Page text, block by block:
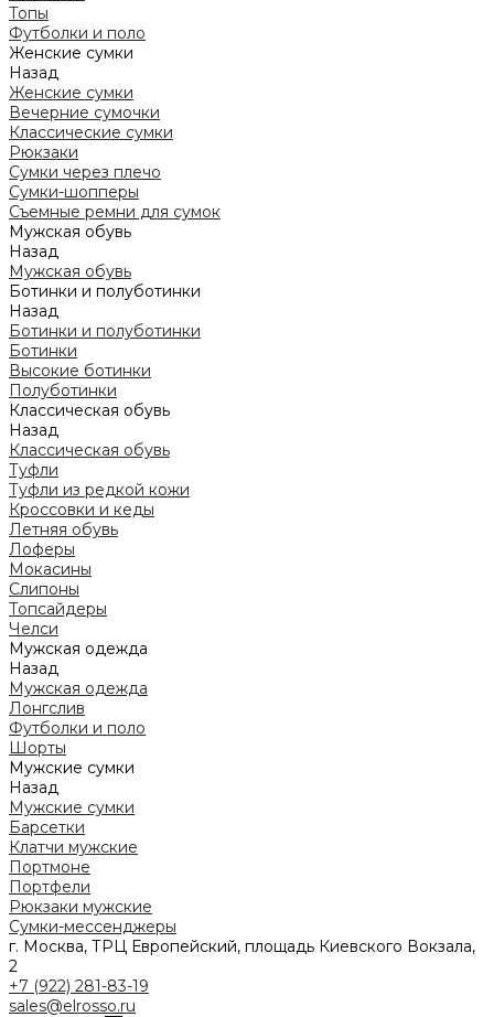
Топы
Футболки и поло
Женские сумки
Назад
Женские сумки
Вечерние сумочки
Классические сумки
Рюкзаки
Сумки через плечо
Сумки-шопперы
Съемные ремни для сумок
Мужская обувь
Назад
Мужская обувь
Ботинки и полуботинки
Назад
Ботинки и полуботинки
Ботинки
Высокие ботинки
Полуботинки
Классическая обувь
Назад
Классическая обувь
Туфли
Туфли из редкой кожи
Кроссовки и кеды
Летняя обувь
Лоферы
Мокасины
Слипоны
Топсайдеры
Челси
Мужская одежда
Назад
Мужская одежда
Лонгслив
Футболки и поло
Шорты
Мужские сумки
Назад
Мужские сумки
Барсетки
Клатчи мужские
Портмоне
Портфели
Рюкзаки мужские
Сумки-мессенджеры
г. Москва, ТРЦ Европейский, площадь Киевского Вокзала,
2
+7 (922) 281-83-19
sales@elrosso.ru